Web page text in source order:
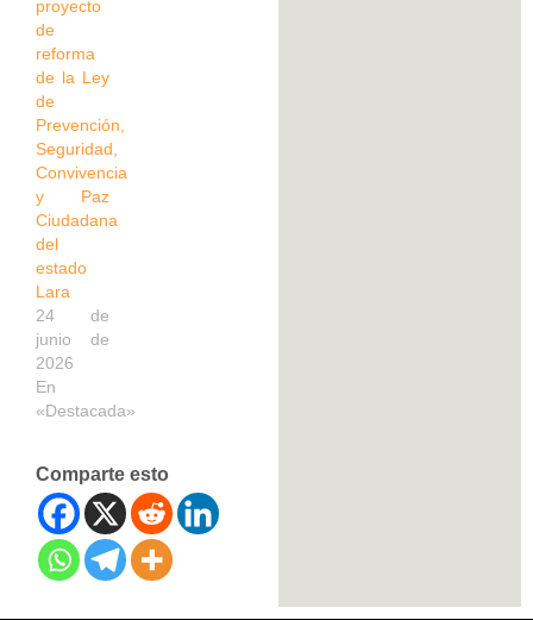
proyecto
de
reforma
de la Ley
de
Prevención,
Seguridad,
Convivencia
y Paz
Ciudadana
del
estado
Lara
24 de
junio de
2026
En
«Destacada»
Comparte esto